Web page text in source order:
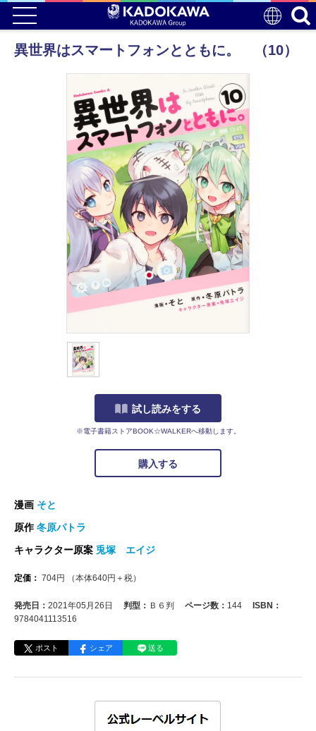
異世界はスマートフォンとともに。 （10）
試し読みをする
※電子書籍ストアBOOK☆WALKERへ移動します。
購入する
漫画 そと
原作冬原パトラ
キャラクター原案 兎塚 エイジ
定価： 704円 （本体640円＋税）
発売日： 2021年05月26日 判型： Ｂ６判 ページ数： 144
ISBN：
9784041113516
ポスト シェア 送る